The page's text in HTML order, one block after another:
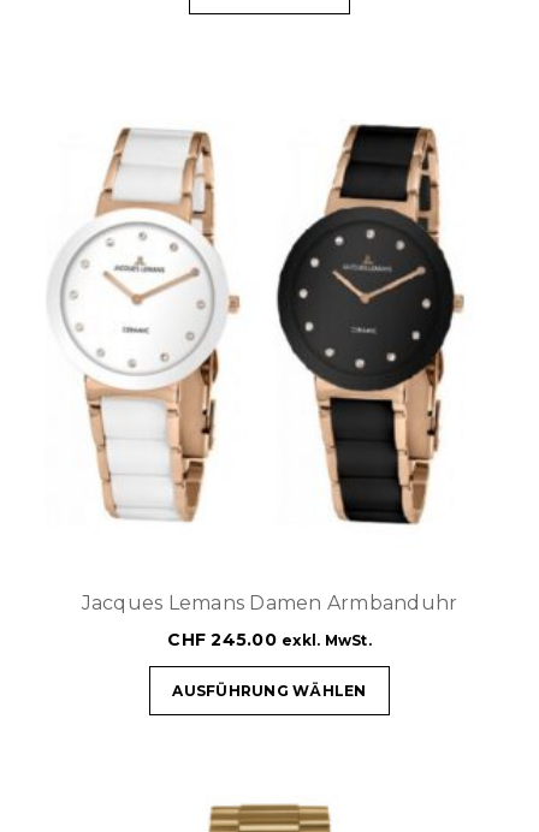
Jacques Lemans Damen Armbanduhr
CHF 245.00 exkl. MwSt.
AUSFÜHRUNG WÄHLEN